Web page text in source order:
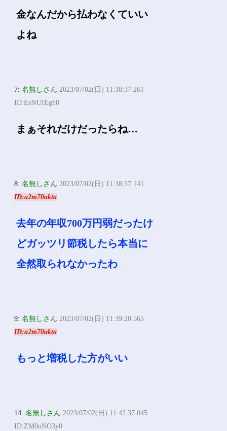
金なんだから払わなくていい
よね
7:名無しさん 2023/07/02(日) 11:38:37.261
ID:EeNUIEgh0
まぁそれだけだったらね…
8:名無しさん 2023/07/02(日) 11:38:57.141
ID:a2m70akta
去年の年収700万円弱だったけ
どガッツリ節税したら本当に
全然取られなかったわ
9:名無しさん 2023/07/02(日) 11:39:20.565
ID:a2m70akta
もっと増税した方がいい
14:名無しさん 2023/07/02(日) 11:42:37.045
ID:ZM0oNO3y0